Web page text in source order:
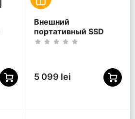
Внешний
портативный SSD
накопитель Kingston
(SXS1000R/1000GA)
5 099 lei